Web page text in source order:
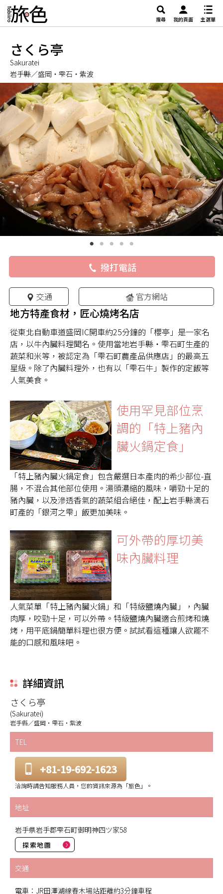
搜尋 我的頁面 主選單
さくら亭
Sakuratei
岩手縣／盛岡・雫石・紫波
撥打電話
交通 官方網站
地方特產食材，匠心燒烤名店
從東北自動車道盛岡IC開車約25分鐘的「櫻亭」是一家名
店，以牛內臟料理聞名。使用當地岩手縣・雫石町生產的
蔬菜和米等，被認定為「雫石町農產品供應店」的最高五
星級。除了內臟料理外，也有以「雫石牛」製作的定飯等
人氣美食。
使用罕見部位烹
調的「特上豬內
臟火鍋定食」
「特上豬內臟火鍋定食」包含嚴選日本產肉的希少部位-直
腸，不混合其他部位使用。湯頭濃縮的風味，嚼勁十足的
豬內臟，以及滲透香氣的蔬菜組合絕佳，配上岩手縣滴石
町產的「銀河之雫」飯更加美味。
可外帶的厚切美
味內臟料理
人氣菜單「特上豬內臟火鍋」和「特級鹽燒內臟」，內臟
肉厚，咬勁十足，可以外帶。特級鹽燒內臟適合煎烤和燒
烤，用平底鍋簡單料理也很方便。試試看這種讓人欲罷不
能的口感和風味吧。
詳細資訊
さくら亭
(Sakuratei)
岩手縣／盛岡・雫石・紫波
TEL
+81-19-692-1623
洽詢時請告知服務人員，您的資訊來源為「旅色」。
地址
岩手県岩手郡雫石町御明神四ツ家58
探索地圖
交通
電車：JR田澤湖線春木場站距離約3分鐘車程